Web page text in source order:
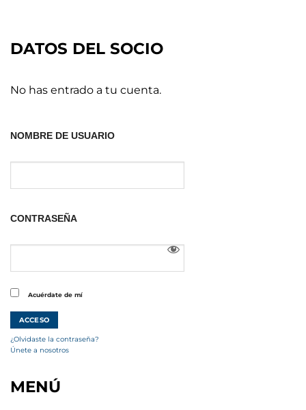
DATOS DEL SOCIO
No has entrado a tu cuenta.
NOMBRE DE USUARIO
CONTRASEÑA
Acuérdate de mí
¿Olvidaste la contraseña?
Únete a nosotros
MENÚ